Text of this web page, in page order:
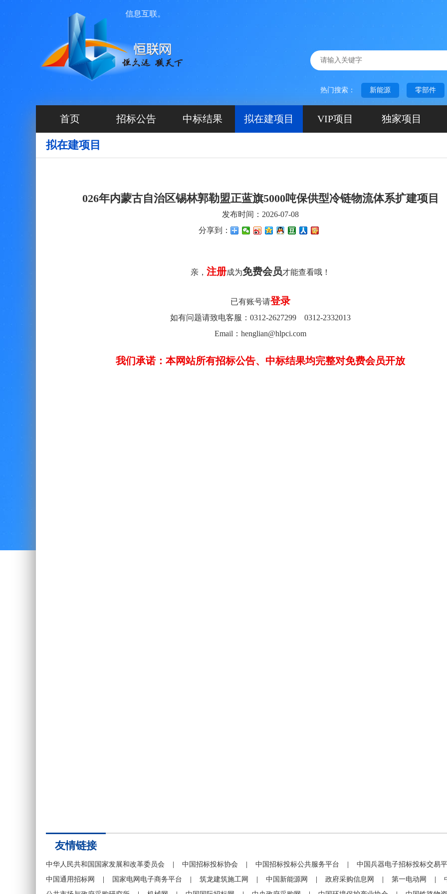
捷的原则， 做到项目公开、信息互联。
热门搜索： 新能源 零部件
首页 招标公告 中标结果 拟在建项目 VIP项目 独家项目
拟在建项目
026年内蒙古自治区锡林郭勒盟正蓝旗5000吨保供型冷链物流体系扩建项目
发布时间：2026-07-08
分享到：
亲， 注册成为免费会员才能查看哦！
已有账号请登录
如有问题请致电客服：0312-2627299 0312-2332013
Email：henglian@hlpci.com
我们承诺：本网站所有招标公告、中标结果均完整对免费会员开放
友情链接
中华人民共和国国家发展和改革委员会 中国招标投标协会 中国招标投标公共服务平台
中国兵器电子招标投标交易
中国通用招标网
国家电网电子商务平台 筑龙建筑施工网 中国新能源网 政府采购信息网 第一电动网